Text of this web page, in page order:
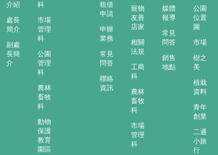
介紹
處長
簡介
副處
長簡
介
科
市場
管理
科
公園
管理
科
農林
畜牧
科
動物
保護
教育
園區
租借
申請
申辦
業務
常見
問答
聯絡
資訊
寵物
友善
店家
相關
法規
工商
科
農林
畜牧
科
市場
管理
科
媒體
報導
常見
問答
銷售
地點
公園
位置
圖
市場
樹之
美
植栽
資料
青年
創業
二通
小旅
行